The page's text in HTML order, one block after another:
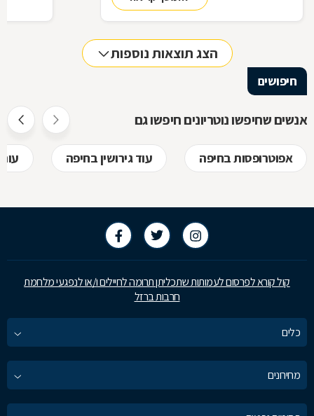
לקבל,
בשמכם
הצג תוצאות נוספות
חיפושים
אנשים שחיפשו נוטריונים חיפשו גם
אפוטרופסות בחיפה עוד גירושין בחיפה
קול קורא לפרסום לעמותות שתכליתן תרומה לחיילים ו/או לנפגעי מלחמת
חרבות ברזל
כלים
מחירונים